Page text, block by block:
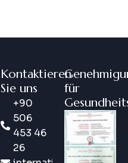
Kontaktieren
Sie uns
+90
506
453 46
26
für